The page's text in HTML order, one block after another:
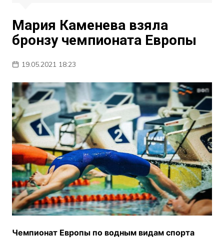
Мария Каменева взяла
бронзу чемпионата Европы
19.05.2021 18:23
Чемпионат Европы по водным видам спорта